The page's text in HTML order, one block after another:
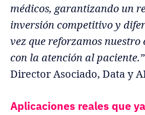
médicos, garantizando un
inversión competitivo y
vez que reforzamos
con la atención al paciente.”
Director Asociado, Data y
Aplicaciones reales que